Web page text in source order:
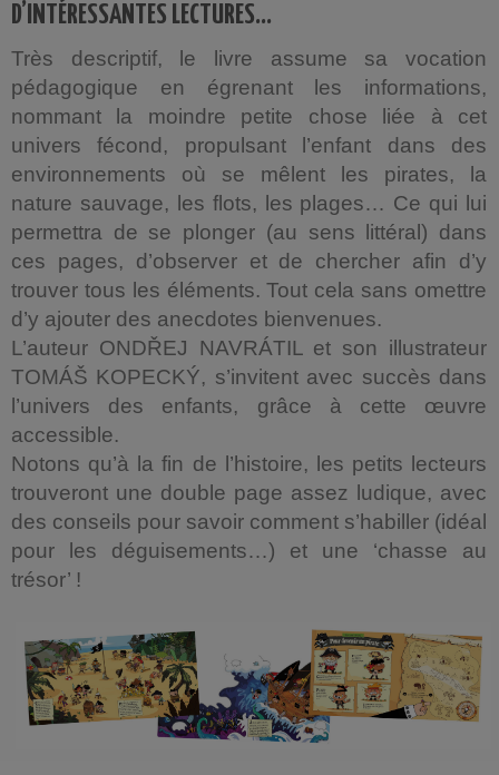
D’INTÉRESSANTES LECTURES…
Très descriptif, le livre assume sa vocation
pédagogique en égrenant les informations,
nommant la moindre petite chose liée à cet
univers fécond, propulsant l’enfant dans des
environnements où se mêlent les pirates, la
nature sauvage, les flots, les plages… Ce qui lui
permettra de se plonger (au sens littéral) dans
ces pages, d’observer et de chercher afin d’y
trouver tous les éléments. Tout cela sans omettre
d’y ajouter des anecdotes bienvenues.
L’auteur ONDŘEJ NAVRÁTIL et son illustrateur
TOMÁŠ KOPECKÝ, s’invitent avec succès dans
l’univers des enfants, grâce à cette œuvre
accessible.
Notons qu’à la fin de l’histoire, les petits lecteurs
trouveront une double page assez ludique, avec
des conseils pour savoir comment s’habiller (idéal
pour les déguisements…) et une ‘chasse au
trésor’ !